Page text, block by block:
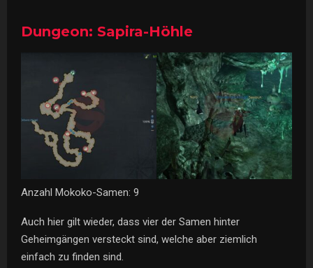
Dungeon: Sapira-Höhle
Anzahl Mokoko-Samen: 9
Auch hier gilt wieder, dass vier der Samen hinter
Geheimgängen versteckt sind, welche aber ziemlich
einfach zu finden sind.